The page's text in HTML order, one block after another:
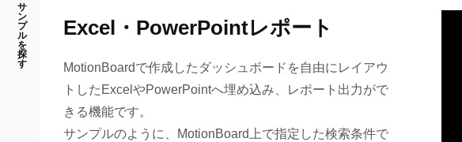
サ
ン
プ
ル
を
探
す
Excel・PowerPointレポート
MotionBoardで作成したダッシュボードを自由にレイアウ
トしたExcelやPowerPointへ埋め込み、レポート出力がで
きる機能です。
サンプルのように、MotionBoard上で指定した検索条件で